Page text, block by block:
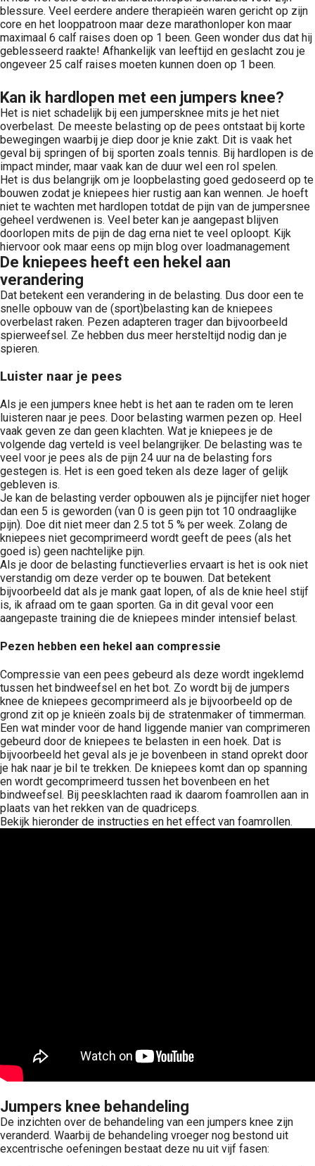
blessure. Veel eerdere andere therapieën waren gericht op zijn
core en het looppatroon maar deze marathonloper kon maar
maximaal 6 calf raises doen op 1 been. Geen wonder dus dat hij
geblesseerd raakte! Afhankelijk van leeftijd en geslacht zou je
ongeveer 25 calf raises moeten kunnen doen op 1 been.
Kan ik hardlopen met een jumpers knee?
Het is niet schadelijk bij een jumpersknee mits je het niet
overbelast. De meeste belasting op de pees ontstaat bij korte
bewegingen waarbij je diep door je knie zakt. Dit is vaak het
geval bij springen of bij sporten zoals tennis. Bij hardlopen is de
impact minder, maar vaak kan de duur wel een rol spelen.
Het is dus belangrijk om je loopbelasting goed gedoseerd op te
bouwen zodat je kniepees hier rustig aan kan wennen. Je hoeft
niet te wachten met hardlopen totdat de pijn van de jumpersnee
geheel verdwenen is. Veel beter kan je aangepast blijven
doorlopen mits de pijn de dag erna niet te veel oploopt. Kijk
hiervoor ook maar eens op mijn blog over loadmanagement
De kniepees heeft een hekel aan
verandering
Dat betekent een verandering in de belasting. Dus door een te
snelle opbouw van de (sport)belasting kan de kniepees
overbelast raken. Pezen adapteren trager dan bijvoorbeeld
spierweefsel. Ze hebben dus meer hersteltijd nodig dan je
spieren.
Luister naar je pees
Als je een jumpers knee hebt is het aan te raden om te leren
luisteren naar je pees. Door belasting warmen pezen op. Heel
vaak geven ze dan geen klachten. Wat je kniepees je de
volgende dag verteld is veel belangrijker. De belasting was te
veel voor je pees als de pijn 24 uur na de belasting fors
gestegen is. Het is een goed teken als deze lager of gelijk
gebleven is.
Je kan de belasting verder opbouwen als je pijncijfer niet hoger
dan een 5 is geworden (van 0 is geen pijn tot 10 ondraaglijke
pijn). Doe dit niet meer dan 2.5 tot 5 % per week. Zolang de
kniepees niet gecomprimeerd wordt geeft de pees (als het
goed is) geen nachtelijke pijn.
Als je door de belasting functieverlies ervaart is het is ook niet
verstandig om deze verder op te bouwen. Dat betekent
bijvoorbeeld dat als je mank gaat lopen, of als de knie heel stijf
is, ik afraad om te gaan sporten. Ga in dit geval voor een
aangepaste training die de kniepees minder intensief belast.
Pezen hebben een hekel aan compressie
Compressie van een pees gebeurd als deze wordt ingeklemd
tussen het bindweefsel en het bot. Zo wordt bij de jumpers
knee de kniepees gecomprimeerd als je bijvoorbeeld op de
grond zit op je knieën zoals bij de stratenmaker of timmerman.
Een wat minder voor de hand liggende manier van comprimeren
gebeurd door de kniepees te belasten in een hoek. Dat is
bijvoorbeeld het geval als je je bovenbeen in stand oprekt door
je hak naar je bil te trekken. De kniepees komt dan op spanning
en wordt gecomprimeerd tussen het bovenbeen en het
bindweefsel. Bij peesklachten raad ik daarom foamrollen aan in
plaats van het rekken van de quadriceps.
Bekijk hieronder de instructies en het effect van foamrollen.
Jumpers knee behandeling
De inzichten over de behandeling van een jumpers knee zijn
veranderd. Waarbij de behandeling vroeger nog bestond uit
excentrische oefeningen bestaat deze nu uit vijf fasen: